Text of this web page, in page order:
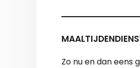
Zo nu en dan eens